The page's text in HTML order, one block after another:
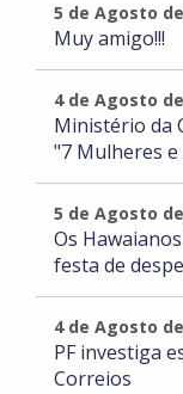
5 de Agosto
Muy amigo!!!
4 de Agosto
Ministério da
"7 Mulheres
5 de Agosto
Os
festa de
4 de Agosto
PF investiga
Correios